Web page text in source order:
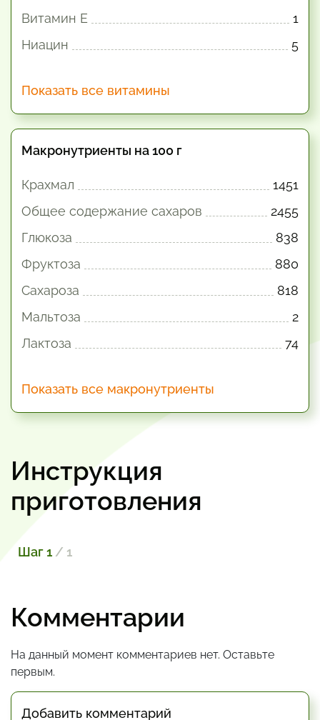
Витамин E
1
Ниацин
5
Показать все витамины
Макронутриенты на 100 г
Крахмал
1451
Общее содержание сахаров
2455
Глюкоза
838
Фруктоза
880
Сахароза
818
Мальтоза
2
Лактоза
74
Показать все макронутриенты
Инструкция
приготовления
Шаг 1 / 1
Комментарии
На данный момент комментариев нет. Оставьте
первым.
Добавить комментарий